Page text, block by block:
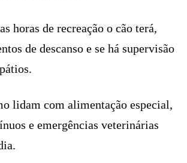
horas de recreação o cão terá,
de descanso e se há supervisão
lidam com alimentação especial,
e emergências veterinárias